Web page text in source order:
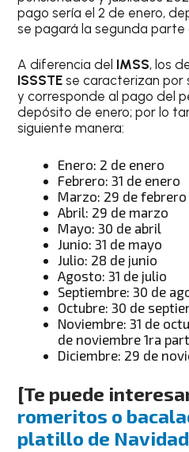
pago sería el 2 de enero,
se pagará la segunda parte
A diferencia del IMSS, los
ISSSTEse caracterizan por
y corresponde al pago del
depósito de enero; por lo
siguiente manera:
Enero: 2 de enero
Febrero: 31 de enero
Marzo: 29 de febrero
Abril: 29 de marzo
Mayo: 30 de abril
Junio: 31 de mayo
Julio: 28 de junio
Agosto: 31 de julio
Septiembre: 30 de
Octubre: 30 de
Noviembre: 31 de
de noviembre 1ra
Diciembre: 29 de
[Te puede
romeritos o
platillo de